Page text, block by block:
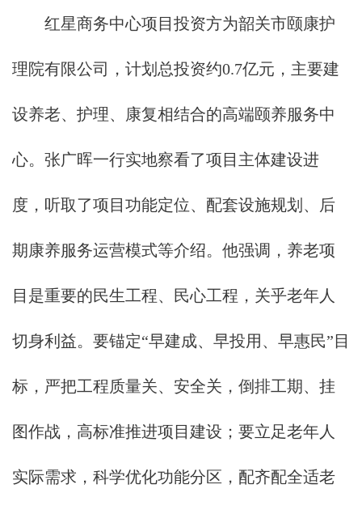
红星商务中心项目投资方为韶关市颐康护
理院有限公司，计划总投资约0.7亿元，主要建
设养老、护理、康复相结合的高端颐养服务中
心。张广晖一行实地察看了项目主体建设进
度，听取了项目功能定位、配套设施规划、后
期康养服务运营模式等介绍。他强调，养老项
目是重要的民生工程、民心工程，关乎老年人
切身利益。要锚定“早建成、早投用、早惠民”目
标，严把工程质量关、安全关，倒排工期、挂
图作战，高标准推进项目建设；要立足老年人
实际需求，科学优化功能分区，配齐配全适老